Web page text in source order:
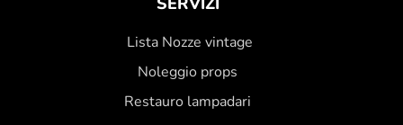
Lista Nozze vintage
Noleggio props
Restauro lampadari